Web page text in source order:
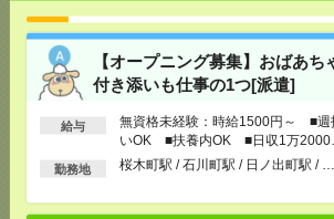
【オープニング募集】おばあち
付き添いも仕事の1つ[派遣]
給与
無資格未経験：時給1500円～ ■週
いOK ■扶養内OK ■日収1万2000
以上
勤務地 桜木町駅 / 石川町駅 / 日ノ出町駅 / …
[勤務地]日本大通り駅から徒歩2分/馬車道駅から
徒歩5分
9:30～【レア求人】穏やか独立行政法
務！[派遣]
時給1600円
[交通費] 全額支給
[勤務地]馬車道駅から徒歩8分/桜木町駅から徒歩